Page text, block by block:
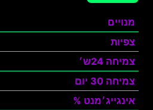
מנויים
צפיות
צמיחה 24ש׳
צמיחה 30 יום
אינגייג׳מנט %